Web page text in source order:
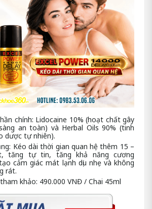
chính: Lidocaine 10% (hoạt chất gây
an toàn) và Herbal Oils 90% (tinh
dược tự nhiên).
Kéo dài thời gian quan hệ thêm 15 –
tăng tự tin, tăng khả năng cương
cảm giác mát lạnh dịu nhẹ và không
rát.
khảo: 490.000 VNĐ / Chai 45ml